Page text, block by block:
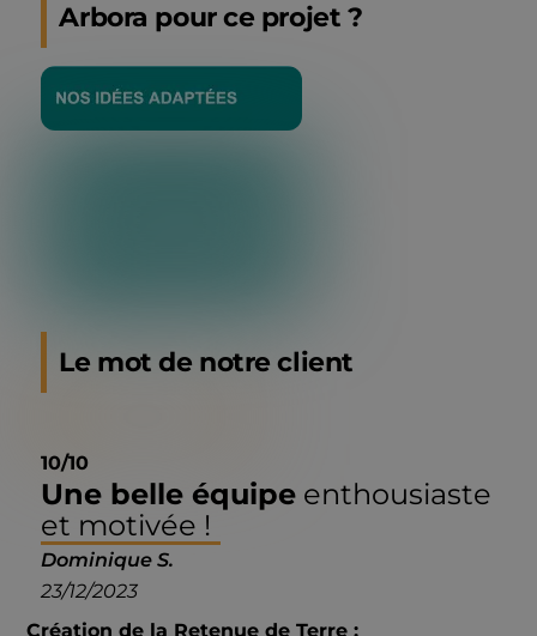
Arbora pour ce projet ?
Le mot de notre client
10/10
Une belle équipe enthousiaste
et motivée !
Dominique S.
23/12/2023
Création de la Retenue de Terre :